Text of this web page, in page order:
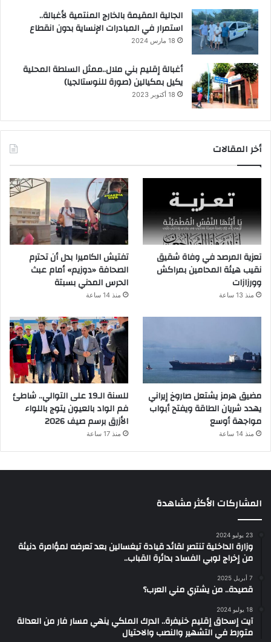
الجالية المقيمة بالخارج المنتمية لأغبالة..
استمرار في المبادرات الإنساية بدون انقطاع
18 مارس 2024
أغبالة إقليم بني ملال..ممثل السلطة المحلية
يكيل بمكيالين (صورة للنوستالجيا)
18 أكتوبر 2023
أخر المقالات
تعزية المرصد في وفاة شقيق
نقيب هيئة المحامين بمراكش
وورزازات
منذ 13 ساعة
تفتيش الكاميرا بدل أن تحترم
الصحافة «دوزيم» أمام عبث
الحرس المدني بسبتة
منذ 14 ساعة
مضيق هرمز يشتعل صاروخ إيراني
يهدد شريان الطاقة ويفتح أبواب
مواجهة أوسع
منذ 14 ساعة
للسنة الـ19 على التوالي.. شاطئ
فم الواد بالعيون يتوج باللواء
الأزرق برسم صيف 2026
منذ 17 ساعة
المشاركات الأكثر مشاهدة
23 يوليو 2024
وزارة الداخلية تنتصر لقائد قيادة تيغسالين بعد تعرضه لمؤامرة دنيئة
من إخراج لوبي الفساد بدائرة القباب..
7 أبريل 2025
قصيدة.. من يشتري مني العرب؟
18 يوليو 2024
آيت إسحاق إقليم خنيفرة.. الدرك الملكي ينهي مسار فار من العدالة
متورط في التشهير والنصب والاحتيال